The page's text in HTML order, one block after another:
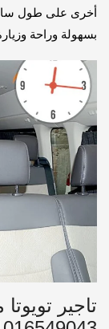
أخرى على طول
بسهولة وراحة
تاجير